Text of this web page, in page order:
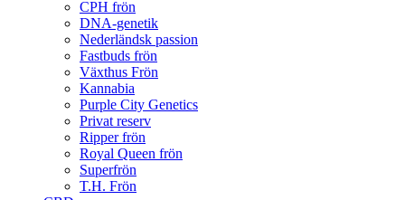
CPH frön
DNA-genetik
Nederländsk passion
Fastbuds frön
Växthus Frön
Kannabia
Purple City Genetics
Privat reserv
Ripper frön
Royal Queen frön
Superfrön
T.H. Frön